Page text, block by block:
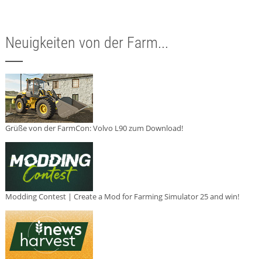
Neuigkeiten von der Farm...
Grüße von der FarmCon: Volvo L90 zum Download!
Modding Contest | Create a Mod for Farming Simulator 25 and win!